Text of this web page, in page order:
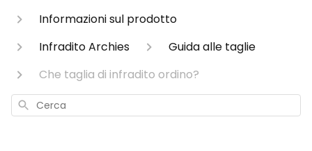
Informazioni sul prodotto
Infradito Archies
Guida alle taglie
Che taglia di infradito ordino?
Cerca